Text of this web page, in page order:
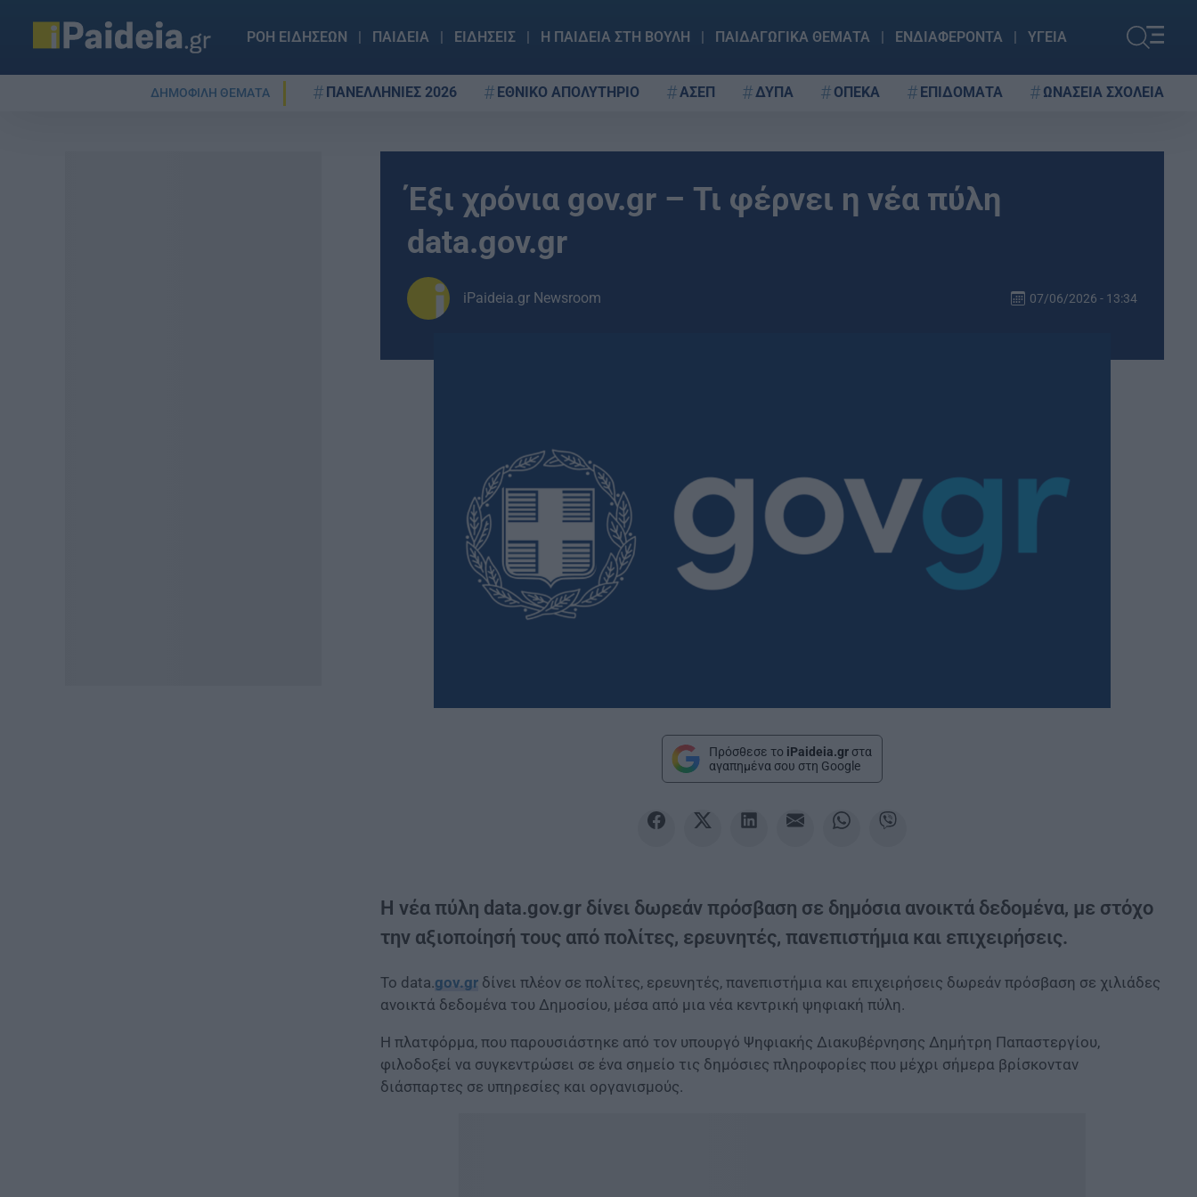
ΡΟΗ ΕΙΔΗΣΕΩΝ ΠΑΙΔΕΙΑ ΕΙΔΗΣΕΙΣ Η ΠΑΙΔΕΙΑ ΣΤΗ ΒΟΥΛΗ ΠΑΙΔΑΓΩΓΙΚΑ ΘΕΜΑΤΑ ΕΝΔΙΑΦΕΡΟΝΤΑ ΥΓΕΙΑ
ΔΗΜΟΦΙΛΗ ΘΕΜΑΤΑ ΠΑΝΕΛΛΗΝΙΕΣ 2026 ΕΘΝΙΚΟ ΑΠΟΛΥΤΗΡΙΟ ΑΣΕΠ ΔΥΠΑ ΟΠΕΚΑ ΕΠΙΔΟΜΑΤΑ ΩΝΑΣΕΙΑ ΣΧΟΛΕΙΑ
Έξι χρόνια gov.gr – Τι φέρνει η νέα πύλη
data.gov.gr
iPaideia.gr Newsroom 07/06/2026 - 13:34
Πρόσθεσε το iPaideia.gr στα
αγαπημένα σου στη Google
Η νέα πύλη data.gov.gr δίνει δωρεάν πρόσβαση σε δημόσια ανοικτά δεδομένα, με στόχο
την αξιοποίησή τους από πολίτες, ερευνητές, πανεπιστήμια και επιχειρήσεις.
Το data.gov.gr δίνει πλέον σε πολίτες, ερευνητές, πανεπιστήμια και επιχειρήσεις δωρεάν πρόσβαση σε χιλιάδες
ανοικτά δεδομένα του Δημοσίου, μέσα από μια νέα κεντρική ψηφιακή πύλη.
Η πλατφόρμα, που παρουσιάστηκε από τον υπουργό Ψηφιακής Διακυβέρνησης Δημήτρη Παπαστεργίου,
φιλοδοξεί να συγκεντρώσει σε ένα σημείο τις δημόσιες πληροφορίες που μέχρι σήμερα βρίσκονταν
διάσπαρτες σε υπηρεσίες και οργανισμούς.